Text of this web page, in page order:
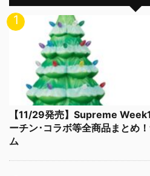
【11/29発売】Supreme
ーチン･コラボ等全商品まとめ
ム